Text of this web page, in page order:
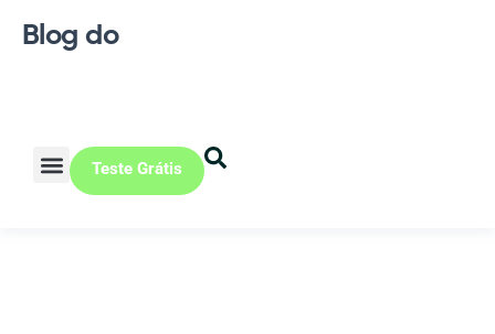
Blog do
Teste Grátis